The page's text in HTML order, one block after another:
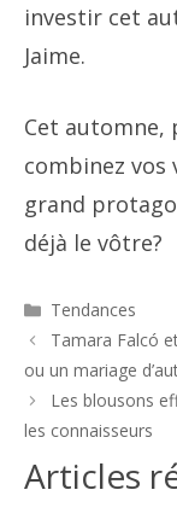
investir cet
Jaime.
Cet automne,
combinez vos
grand
déjà le vôtre?
Catégories
Tendances
Navigation
des
Tamara Falcó
ou un mariage
Les blousons
les connaisseurs
Articles